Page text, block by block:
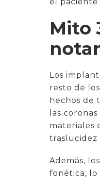
Mito
Los
resto de
hechos de
las
materiales
traslucidez
Además,
fonética, lo